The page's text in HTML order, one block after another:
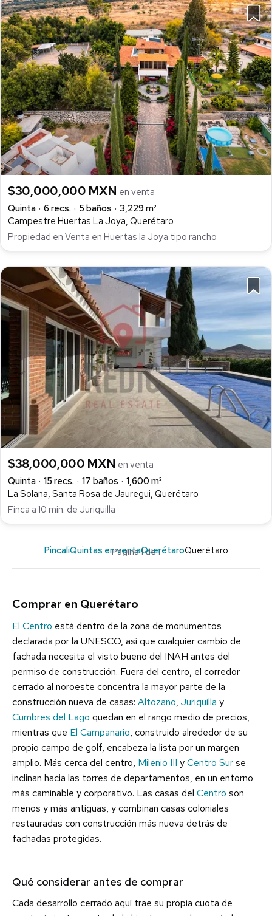
$30,000,000 MXN en venta
Quinta
6 recs. 5 baños
3,229 m²
Campestre Huertas La Joya, Querétaro
Propiedad en Venta en Huertas la Joya tipo rancho
$38,000,000 MXN en venta
Quinta
15 recs. 17 baños
1,600 m²
La Solana, Santa Rosa de Jauregui, Querétaro
Finca a 10 min. de Juriquilla
Página 1 de 1
PincaliQuintas en ventaQuerétaroQuerétaro
Comprar en Querétaro
El Centro está dentro de la zona de monumentos
declarada por la UNESCO, así que cualquier cambio de
fachada necesita el visto bueno del INAH antes del
permiso de construcción. Fuera del centro, el corredor
cerrado al noroeste concentra la mayor parte de la
construcción nueva de casas: Altozano, Juriquilla y
Cumbres del Lago quedan en el rango medio de precios,
mientras que El Campanario, construido alrededor de su
propio campo de golf, encabeza la lista por un margen
amplio. Más cerca del centro, Milenio III yCentro Surse
inclinan hacia las torres de departamentos, en un entorno
más caminable y corporativo. Las casas del Centro son
menos y más antiguas, y combinan casas coloniales
restauradas con construcción más nueva detrás de
fachadas protegidas.
Qué considerar antes de comprar
Cada desarrollo cerrado aquí trae su propia cuota de